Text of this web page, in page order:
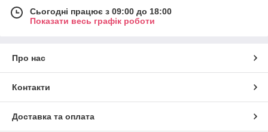
Сьогодні працює з 09:00 до 18:00
Показати весь графік роботи
Про нас
Контакти
Доставка та оплата